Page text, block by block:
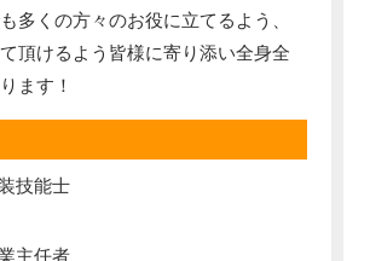
多くの方々のお役に立てるよう、
頂けるよう皆様に寄り添い全身全
ます！
技能士
主任者